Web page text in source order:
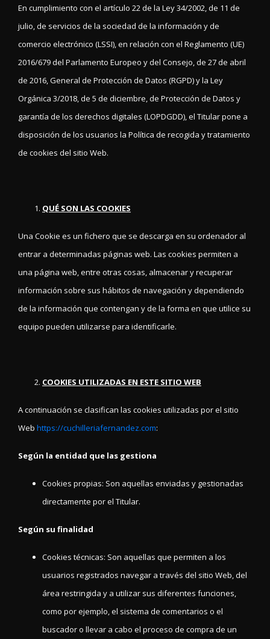
En cumplimiento con el artículo 22 de la Ley 34/2002, de 11 de
julio, de servicios de la sociedad de la información y de
comercio electrónico (LSSI), en relación con el Reglamento (UE)
2016/679 del Parlamento Europeo y del Consejo, de 27 de abril
de 2016, General de Protección de Datos (RGPD) y la Ley
Orgánica 3/2018, de 5 de diciembre, de Protección de Datos y
garantía de los derechos digitales (LOPDGDD), el Titular pone a
disposición de los usuarios la Política de recogida y tratamiento
de cookies del sitio Web.
QUÉ SON LAS COOKIES
Una Cookie es un fichero que se descarga en su ordenador al
entrar a determinadas páginas web. Las cookies permiten a
una página web, entre otras cosas, almacenar y recuperar
información sobre sus hábitos de navegación y dependiendo
de la información que contengan y de la forma en que utilice su
equipo pueden utilizarse para identificarle.
COOKIES UTILIZADAS EN ESTE SITIO WEB
A continuación se clasifican las cookies utilizadas por el sitio
Web https://cuchilleriafernandez.com:
Según la entidad que las gestiona
Cookies propias: Son aquellas enviadas y gestionadas
directamente por el Titular.
Según su finalidad
Cookies técnicas: Son aquellas que permiten a los
usuarios registrados navegar a través del sitio Web, del
área restringida y a utilizar sus diferentes funciones,
como por ejemplo, el sistema de comentarios o el
buscador o llevar a cabo el proceso de compra de un